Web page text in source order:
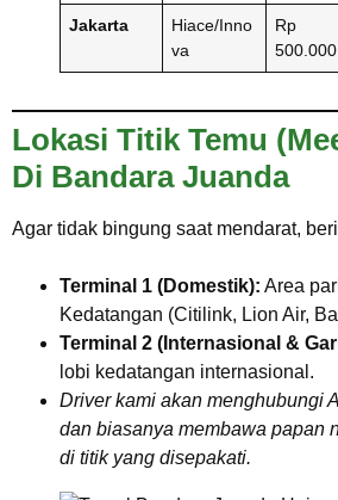
Jakarta
Hiace/Inno
va
Rp
500.000
Lokasi Titik Temu
Di Bandara Juanda
Agar tidak bingung saat mendarat,
Terminal 1 (Domestik): Area
Kedatangan (Citilink, Lion Air,
Terminal 2 (Internasional &
lobi kedatangan internasional.
Driver kami akan menghubungi
dan biasanya membawa papan
di titik yang disepakati.